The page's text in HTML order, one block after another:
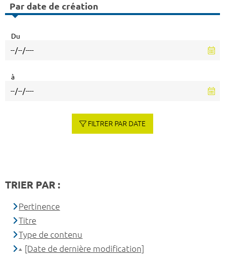
Par date de création
Du
à
FILTRER PAR DATE
TRIER PAR :
Pertinence
Titre
Type de contenu
[Date de dernière modification]